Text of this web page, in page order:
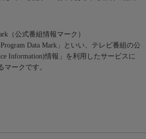
（公式番組情報マーク）
Data Mark」といい、テレビ番組の公
Information)情報」を利用したサービスに
マークです。